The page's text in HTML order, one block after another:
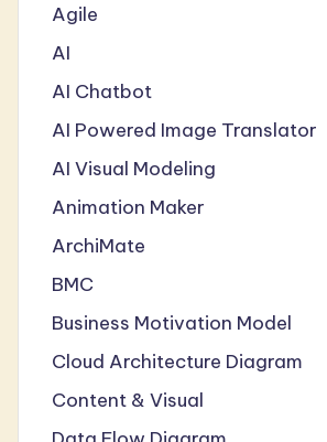
Agile
AI
AI Chatbot
AI Powered Image Translator
AI Visual Modeling
Animation Maker
ArchiMate
BMC
Business Motivation Model
Cloud Architecture Diagram
Content & Visual